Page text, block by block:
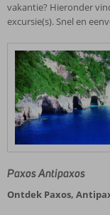
vakantie? Hieronder
excursie(s). Snel en
Paxos Antipaxos
Ontdek Paxos,